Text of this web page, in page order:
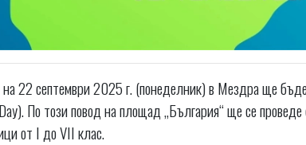
22 септември 2025 г. (понеделник) в Мездра ще
По този повод на площад „България“ ще се
от I до VII клас.